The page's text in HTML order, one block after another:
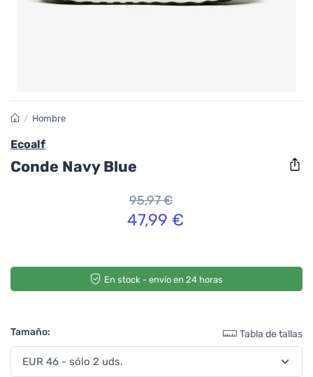
/ Hombre
Ecoalf
Conde Navy Blue
95,97 €
47,99 €
En stock - envío en 24 horas
Tamaño: Tabla de tallas